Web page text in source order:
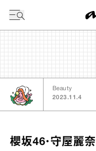
Beauty
2023.11.4
櫻坂46・守屋麗